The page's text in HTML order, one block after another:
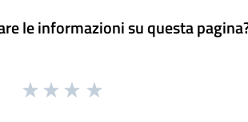
le informazioni su questa